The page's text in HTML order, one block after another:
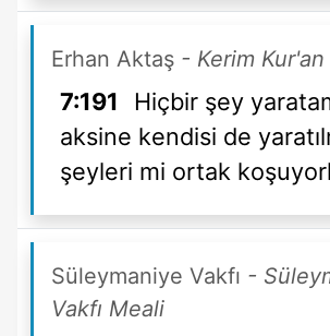
Erhan Aktaş - Kerim Kur'an
7:191
Hiçbir şey
aksine kendisi de
şeyleri mi ortak
Süleymaniye Vakfı -
Vakfı Meali